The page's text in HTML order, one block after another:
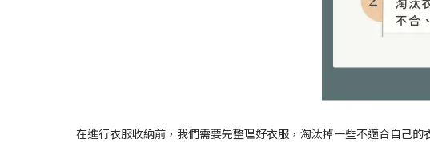
在進行衣服收納前，我們需要先整理好衣服，淘汰掉一些不適合自己